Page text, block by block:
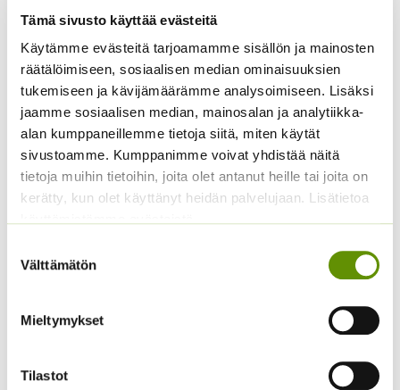
Tämä sivusto käyttää evästeitä
Käytämme evästeitä tarjoamamme sisällön ja mainosten
räätälöimiseen, sosiaalisen median ominaisuuksien
tukemiseen ja kävijämäärämme analysoimiseen. Lisäksi
jaamme sosiaalisen median, mainosalan ja analytiikka-
alan kumppaneillemme tietoja siitä, miten käytät
sivustoamme. Kumppanimme voivat yhdistää näitä
tietoja muihin tietoihin, joita olet antanut heille tai joita on
kerätty, kun olet käyttänyt heidän palvelujaan. Lisätietoa
valinta
Välttämätön
Mieltymykset
Tilastot
Keltakosmoskukka
Cosmic mix.
ALE!
4,20
Alkuperäinen
hinta
oli:
4,20 €.
3,20€
Nykyinen
hinta
on:
3,20 €.
Kiinanasteri Matador
3,80€ Sisältää arvonlisäveron
Jänönhäntä ’Bunny